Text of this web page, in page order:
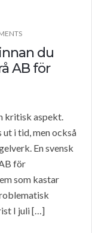
du
AB för
kritisk aspekt.
i tid, men också
En svensk
för
som kastar
I juli […]